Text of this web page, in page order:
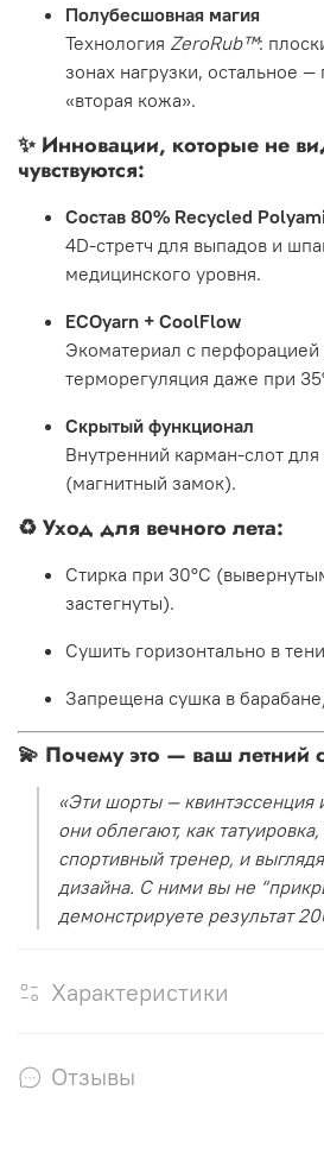
Полубесшовная магия
Технология ZeroRub™:
зонах нагрузки, остальное —
«вторая кожа».
✨ Инновации, которые не
чувствуются:
Состав 80% Recycled
4D-стретч для выпадов и
медицинского уровня.
ECOyarn + CoolFlow
Экоматериал с
терморегуляция даже при
Скрытый функционал
Внутренний карман-слот
(магнитный замок).
♻️Уход для вечного лета:
Стирка при 30°C
застегнуты).
Сушить горизонтально в
Запрещена сушка в
💫 Почему это — ваш летний
«Эти шорты —
они облегают, как
спортивный тренер, и
дизайна. С ними вы не
демонстрируете результат
Характеристики
Отзывы